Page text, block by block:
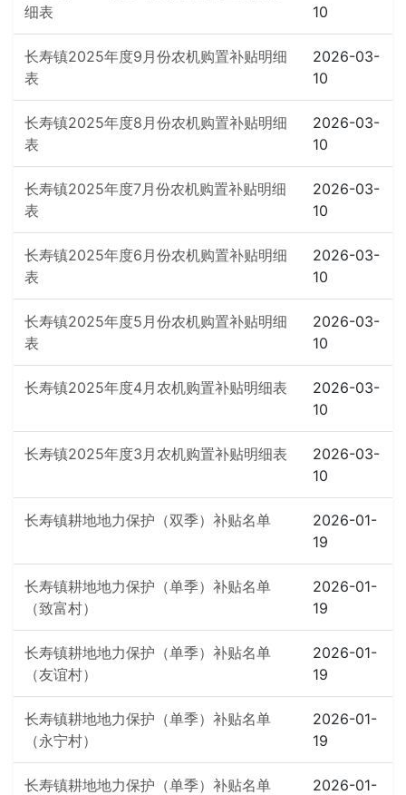
细表
10
长寿镇2025年度9月份农机购置补贴明细
表
2026-03-
10
长寿镇2025年度8月份农机购置补贴明细
表
2026-03-
10
长寿镇2025年度7月份农机购置补贴明细
表
2026-03-
10
长寿镇2025年度6月份农机购置补贴明细
表
2026-03-
10
长寿镇2025年度5月份农机购置补贴明细
表
2026-03-
10
长寿镇2025年度4月农机购置补贴明细表
2026-03-
10
长寿镇2025年度3月农机购置补贴明细表
2026-03-
10
长寿镇耕地地力保护（双季）补贴名单
2026-01-
19
长寿镇耕地地力保护（单季）补贴名单
（致富村）
2026-01-
19
长寿镇耕地地力保护（单季）补贴名单
（友谊村）
2026-01-
19
长寿镇耕地地力保护（单季）补贴名单
（永宁村）
2026-01-
19
长寿镇耕地地力保护（单季）补贴名单
2026-01-